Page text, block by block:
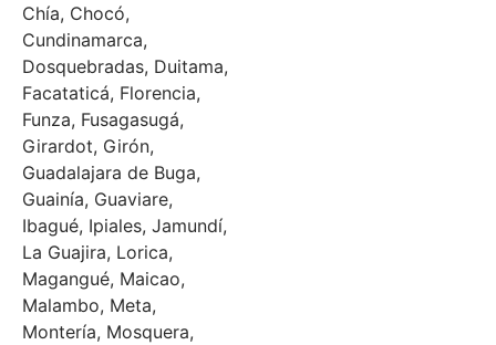
Chía, Chocó,
Cundinamarca,
Dosquebradas, Duitama,
Facataticá, Florencia,
Funza, Fusagasugá,
Girardot, Girón,
Guadalajara de Buga,
Guainía, Guaviare,
Ibagué, Ipiales, Jamundí,
La Guajira, Lorica,
Magangué, Maicao,
Malambo, Meta,
Montería, Mosquera,